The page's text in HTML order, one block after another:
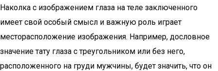
Наколка с изображением глаза на теле заключенного
имеет свой особый смысл и важную роль играет
месторасположение изображения. Например, дословное
значение тату глаза с треугольником или без него,
расположенного на груди мужчины, будет значить, что он